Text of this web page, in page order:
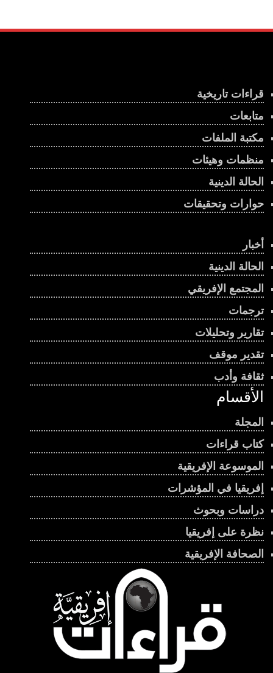
قراءات تاريخية
متابعات
مكتبة الملفات
منظمات وهيئات
الحالة الدينية
حوارات وتحقيقات
أخبار
الحالة الدينية
المجتمع الإفريقي
ترجمات
تقارير وتحليلات
تقدير موقف
ثقافة وأدب
الأقسام
المجلة
كتاب قراءات
الموسوعة الإفريقية
إفريقيا في المؤشرات
دراسات وبحوث
نظرة على إفريقيا
الصحافة الإفريقية